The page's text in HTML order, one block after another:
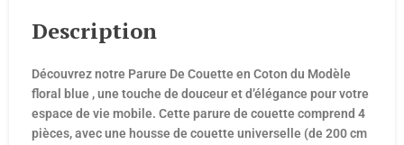
Description
Découvrez notre Parure De Couette en Coton du Modèle
floral blue , une touche de douceur et d’élégance pour votre
espace de vie mobile. Cette parure de couette comprend 4
pièces, avec une housse de couette universelle (de 200 cm